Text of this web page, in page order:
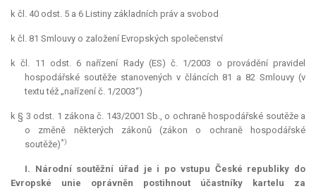
k čl. 40 odst. 5 a 6 Listiny základních práv a svobod
k čl. 81 Smlouvy o založení Evropských společenství
k čl. 11 odst. 6 nařízení Rady (ES) č. 1/2003 o provádění pravidel
hospodářské soutěže stanovených v článcích 81 a 82 Smlouvy (v
textu též „nařízení č. 1/2003“)
k § 3 odst. 1 zákona č. 143/2001 Sb., o ochraně hospodářské soutěže a
o změně některých zákonů (zákon o ochraně hospodářské
soutěže)*)
I. Národní soutěžní úřad je i po vstupu České republiky do
Evropské unie oprávněn postihnout účastníky kartelu za